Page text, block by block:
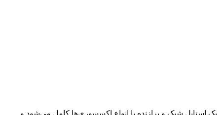
یک استایل شیک و برازنده با انواع اکسسوری‌ها کامل می‌شود و